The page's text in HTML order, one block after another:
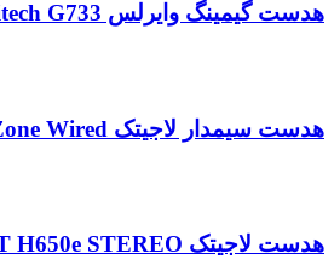
هدست گیمینگ وایرلس Logitech G733
هدست سیمدار لاجیتک Logitech Zone Wired
هدست لاجیتک HEADSET H650e STEREO